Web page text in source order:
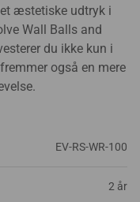
æstetiske udtryk i
Wall Balls and
du ikke kun i
også en mere
EV-RS-WR-100
2 år